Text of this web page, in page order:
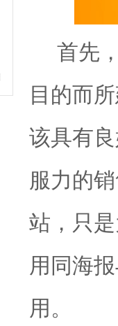
首先，
目的而
该具有
服力的
站，只
用同海
用。